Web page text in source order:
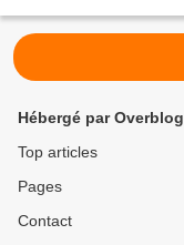
Hébergé par Overblog
Top articles
Pages
Contact